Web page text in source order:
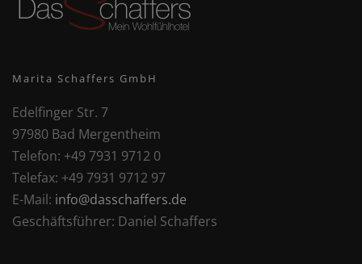
Marita Schaffers GmbH
Edelfinger Str. 7
97980 Bad Mergentheim
Telefon: +49 7931 9712 0
Telefax: +49 7931 9712 97
E-Mail: info@dasschaffers.de
Geschäftsführer: Daniel Schaffers